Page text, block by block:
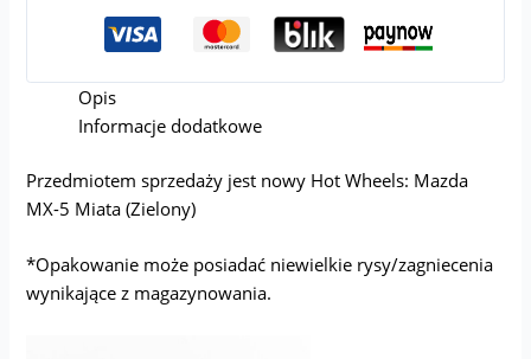
Opis
Informacje dodatkowe
Przedmiotem sprzedaży jest nowy Hot Wheels: Mazda
MX-5 Miata (Zielony)
*Opakowanie może posiadać niewielkie rysy/zagniecenia
wynikające z magazynowania.